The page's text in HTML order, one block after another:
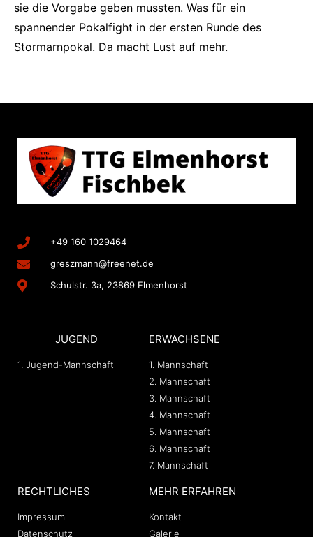
sie die Vorgabe geben mussten. Was für ein
spannender Pokalfight in der ersten Runde des
Stormarnpokal. Da macht Lust auf mehr.
+49 160 1029464
greszmann@freenet.de
Schulstr. 3a, 23869 Elmenhorst
JUGEND
1. Jugend-Mannschaft
ERWACHSENE
1. Mannschaft
2. Mannschaft
3. Mannschaft
4. Mannschaft
5. Mannschaft
6. Mannschaft
7. Mannschaft
RECHTLICHES
Impressum
Datenschutz
MEHR ERFAHREN
Kontakt
Galerie